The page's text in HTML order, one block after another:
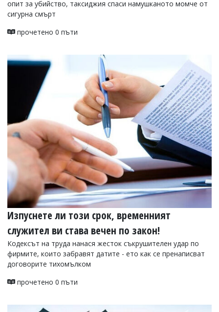
опит за убийство, таксиджия спаси намушканото момче от
сигурна смърт
прочетено 0 пъти
Изпуснете ли този срок, временният
служител ви става вечен по закон!
Кодексът на труда нанася жесток съкрушителен удар по
фирмите, които забравят датите - ето как се пренаписват
договорите тихомълком
прочетено 0 пъти